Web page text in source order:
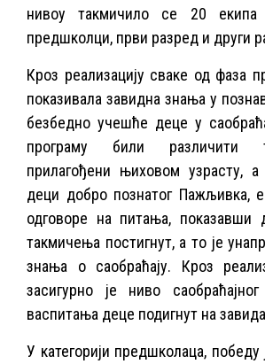
нивоу такмичило се 20 екипа
предшколци, први разред и други
Кроз реализацију сваке од фаза
показивала завидна знања у
безбедно учешће деце у
програму били различити
прилагођени њиховом узрасту, а
деци добро познатог Пажљивка,
одговоре на питања, показавши
такмичења постигнут, а то је
знања о саобраћају. Кроз
засигурно је ниво
васпитања деце подигнут на
У категорији предшколаца, победу